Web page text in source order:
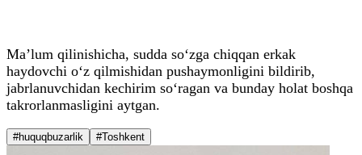
Ma’lum qilinishicha, sudda so‘zga chiqqan erkak
haydovchi o‘z qilmishidan pushaymonligini bildirib,
jabrlanuvchidan kechirim so‘ragan va bunday holat boshqa
takrorlanmasligini aytgan.
#huquqbuzarlik #Toshkent